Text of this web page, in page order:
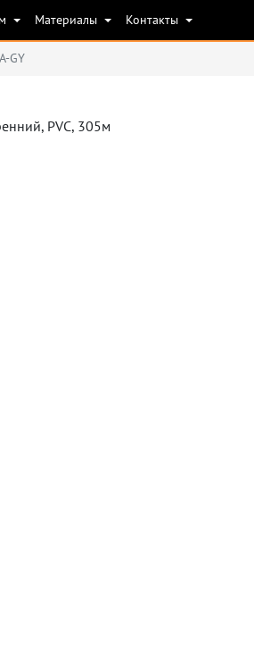
Материалы Контакты
GY
PVC, 305м